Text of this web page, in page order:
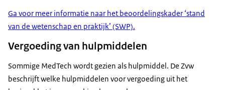
Ga voor meer informatie naar het beoordelingskader ‘stand
van de wetenschap en praktijk’ (SWP).
Vergoeding van hulpmiddelen
Sommige MedTech wordt gezien als hulpmiddel. De Zvw
beschrijft welke hulpmiddelen voor vergoeding uit het